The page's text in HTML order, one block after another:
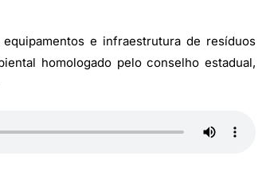
e infraestrutura de resíduos
homologado pelo conselho estadual,